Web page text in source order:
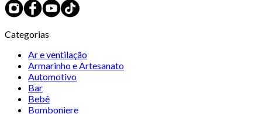
Categorias
Ar e ventilação
Armarinho e Artesanato
Automotivo
Bar
Bebê
Bomboniere